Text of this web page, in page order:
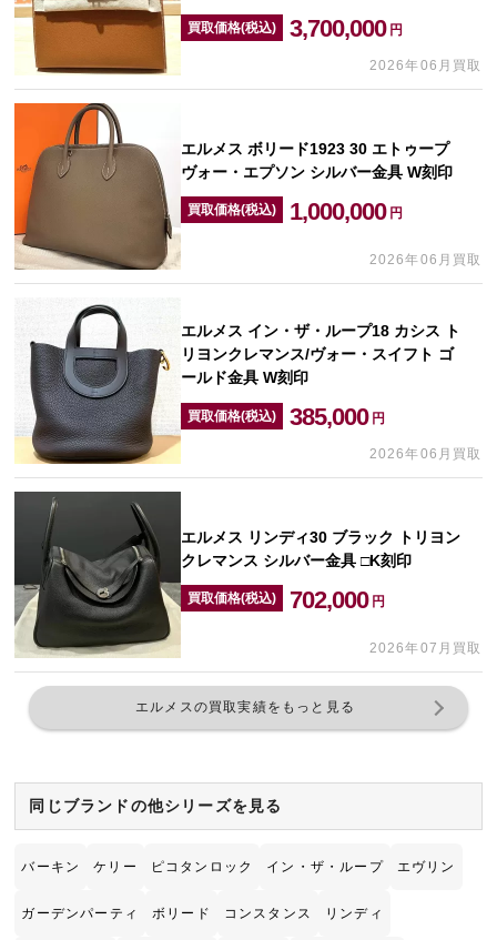
買取価格(税込) 3,700,000 円
2026年06月買取
エルメス ボリード1923 30 エトゥープ
ヴォー・エプソン シルバー金具 W刻印
買取価格(税込) 1,000,000 円
2026年06月買取
エルメス イン・ザ・ループ18 カシス ト
リヨンクレマンス/ヴォー・スイフト ゴ
ールド金具 W刻印
買取価格(税込) 385,000 円
2026年06月買取
エルメス リンディ30 ブラック トリヨン
クレマンス シルバー金具 □K刻印
買取価格(税込) 702,000 円
2026年07月買取
エルメスの買取実績をもっと見る
同じブランドの他シリーズを見る
バーキン ケリー ピコタンロック イン・ザ・ループ エヴリン
ガーデンパーティ ボリード コンスタンス リンディ